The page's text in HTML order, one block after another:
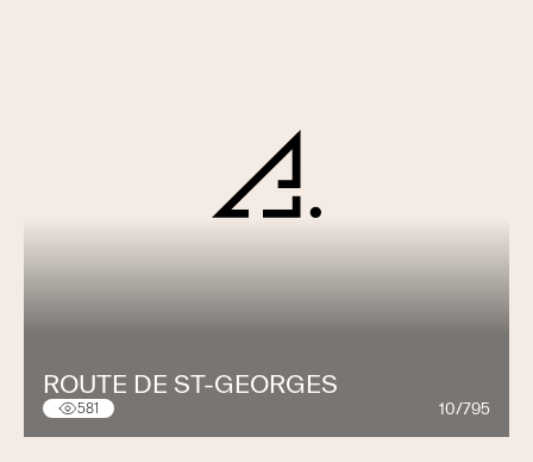
ROUTE DE ST-GEORGES
581 10/795